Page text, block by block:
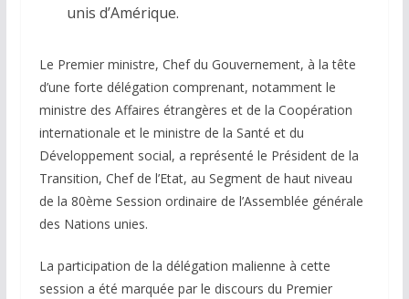
unis d’Amérique.
Le Premier ministre, Chef du Gouvernement, à la tête
d’une forte délégation comprenant, notamment le
ministre des Affaires étrangères et de la Coopération
internationale et le ministre de la Santé et du
Développement social, a représenté le Président de la
Transition, Chef de l’Etat, au Segment de haut niveau
de la 80ème Session ordinaire de l’Assemblée générale
des Nations unies.
La participation de la délégation malienne à cette
session a été marquée par le discours du Premier